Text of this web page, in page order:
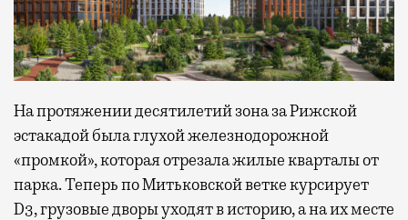
На протяжении десятилетий зона за Рижской
эстакадой была глухой железнодорожной
«промкой», которая отрезала жилые кварталы от
парка. Теперь по Митьковской ветке курсирует
D3, грузовые дворы уходят в историю, а на их месте